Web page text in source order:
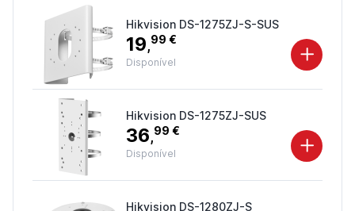
Hikvision DS-1275ZJ-S-SUS
19,99 €
Disponível
Hikvision DS-1275ZJ-SUS
36,99 €
Disponível
Hikvision DS-1280ZJ-S